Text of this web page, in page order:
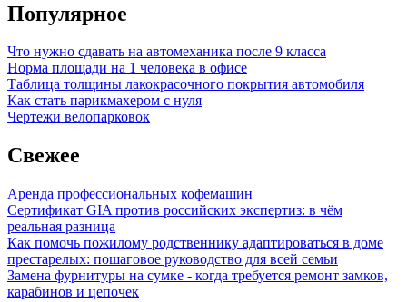
Популярное
Что нужно сдавать на автомеханика после 9 класса
Норма площади на 1 человека в офисе
Таблица толщины лакокрасочного покрытия автомобиля
Как стать парикмахером с нуля
Чертежи велопарковок
Свежее
Аренда профессиональных кофемашин
Сертификат GIA против российских экспертиз: в чём
реальная разница
Как помочь пожилому родственнику адаптироваться в доме
престарелых: пошаговое руководство для всей семьи
Замена фурнитуры на сумке - когда требуется ремонт замков,
карабинов и цепочек